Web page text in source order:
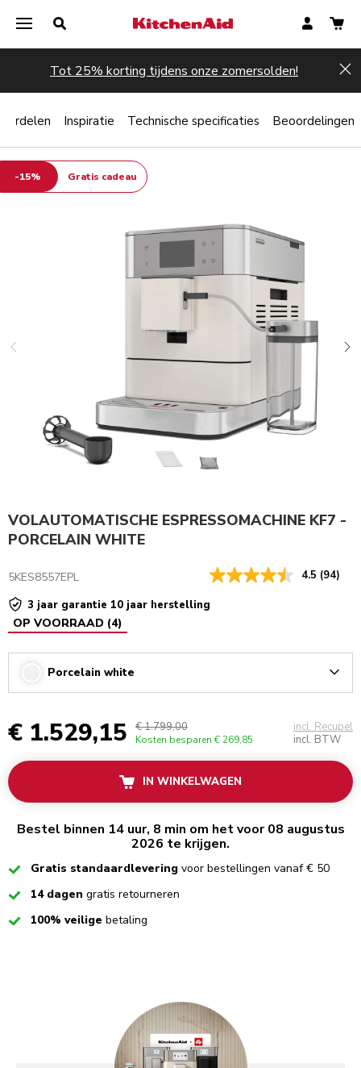
Tot 25% korting tijdens onze zomersolden!
-15% Gratis cadeau
VOLAUTOMATISCHE ESPRESSOMACHINE KF7 -
PORCELAIN WHITE
5KES8557EPL 4.5 (94)
3 jaar garantie 10 jaar herstelling
OP VOORRAAD (4)
Porcelain white
€ 1.529,15 € 1.799,00
Kosten besparen € 269,85
incl. Recupel
incl. BTW
IN WINKELWAGEN
Bestel binnen 14 uur, 8 min om het voor 08 augustus
2026 te krijgen.
CheckedGratis standaardlevering voor bestellingen vanaf € 50
Checked14 dagen gratis retourneren
Checked100% veilige betaling
Inspiratie Technische specificaties Beoordelingen